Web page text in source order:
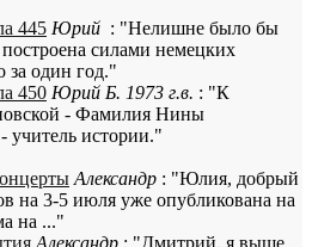
445 Юрий : "Нелишне было бы
силами немецких
за один год."
450 Юрий Б. 1973 г.в. : "К
- Фамилия Нины
истории."
Александр : "Юлия, добрый
на 3-5 июля уже опубликована на
на ..."
Александр : "Дмитрий, я выше